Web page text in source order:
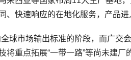
、快速响应的在地化服务，产品
市场输出标准的阶段，而广交
将重点拓展“一带一路”等尚未建